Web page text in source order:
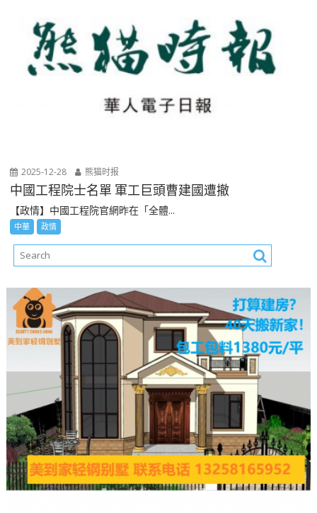
2025-12-28 熊猫时报
中國工程院士名單 軍工巨頭曹建國遭撤
【政情】中國工程院官網昨在「全體...
中華 政情